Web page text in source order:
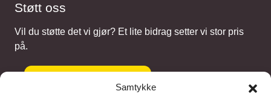
Samtykke
Støtt oss
Vil du støtte det vi gjør? Et lite bidrag setter vi stor pris
på.
Gi et bidrag